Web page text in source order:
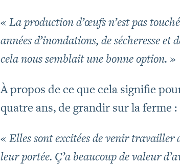
« La production d’œufs n’est pas
années d’inondations, de sécheresse
cela nous semblait une bonne option. »
À propos de ce que cela signifie
quatre ans, de grandir sur la ferme :
« Elles sont excitées de venir travailler
leur portée. Ç’a beaucoup de valeur